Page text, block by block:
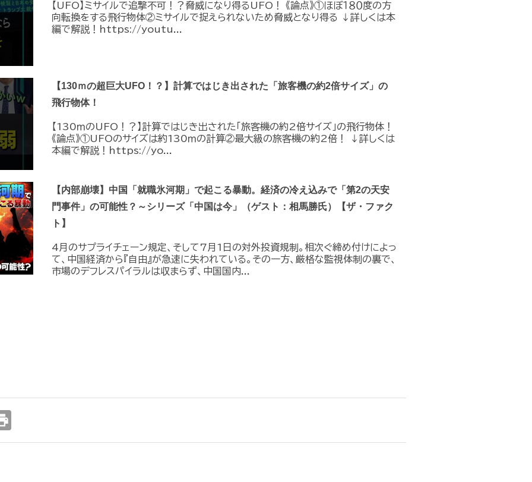
【UFO】ミサイルで追撃不可！？脅威になり得るUFO！ 《論点》①ほぼ１８０度の方
向転換をする飛行物体②ミサイルで捉えられないため脅威となり得る ↓詳しくは本
編で解説！https://youtu...
【130ｍの超巨大UFO！？】計算ではじき出された「旅客機の約2倍サイズ」の
飛行物体！
【130ｍのUFO！？】計算ではじき出された「旅客機の約2倍サイズ」の飛行物体！
《論点》①UFOのサイズは約130ｍの計算②最大級の旅客機の約2倍！ ↓詳しくは
本編で解説！https://yo...
【内部崩壊】中国「就職氷河期」で起こる暴動。経済の冷え込みで「第2の天安
門事件」の可能性？～シリーズ「中国は今」（ゲスト：相馬勝氏）【ザ・ファク
ト】
4月のサプライチェーン規定、そして7月1日の対外投資規制。相次ぐ締め付けによっ
て、中国経済から『自由』が急速に失われている。その一方、厳格な監視体制の裏で、
市場のデフレスパイラルは収まらず、中国国内...